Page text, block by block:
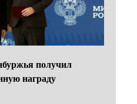
получил
награду